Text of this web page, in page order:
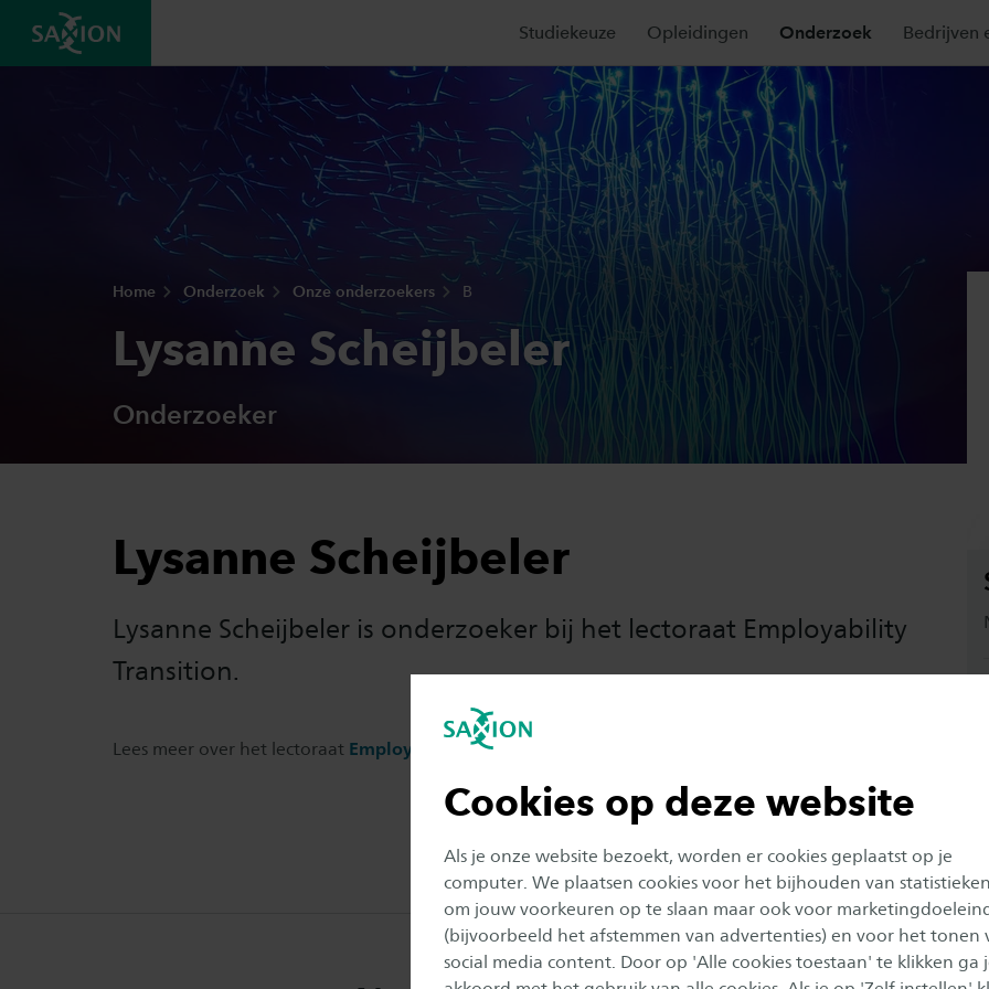
Cookies op deze website
Als je onze website bezoekt, worden er cookies geplaatst op je
computer. We plaatsen cookies voor het bijhouden van
om jouw voorkeuren op te slaan maar ook voor
(bijvoorbeeld het afstemmen van advertenties) en voor het tonen
social media content. Door op 'Alle cookies toestaan' te klikken ga
Studiekeuze Opleidingen Onderzoek Bedrijven
Home Onderzoek Onze onderzoekers B
Lysanne Scheijbeler
Onderzoeker
Lysanne Scheijbeler
Lysanne Scheijbeler is onderzoeker bij het lectoraat Employability
Transition.
Lees meer over het lectoraat Employability Transition